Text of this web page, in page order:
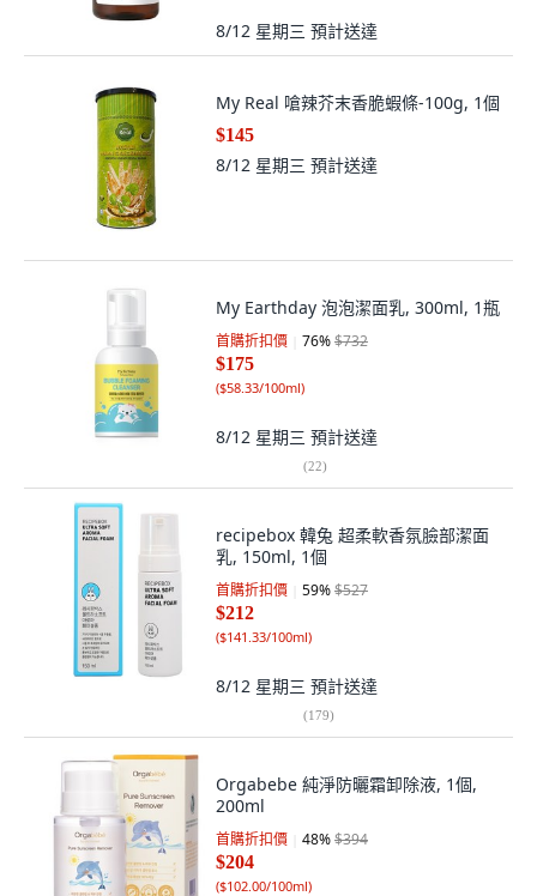
8/12 星期三 預計送達
My Real 嗆辣芥末香脆蝦條-100g, 1個
$145
8/12 星期三 預計送達
My Earthday 泡泡潔面乳, 300ml, 1瓶
首購折扣價 76%$732
$175
($58.33/100ml)
8/12 星期三 預計送達
(22)
recipebox 韓兔 超柔軟香氛臉部潔面
乳, 150ml, 1個
首購折扣價 59%$527
$212
($141.33/100ml)
8/12 星期三 預計送達
(179)
Orgabebe 純淨防曬霜卸除液, 1個,
200ml
首購折扣價 48%$394
$204
($102.00/100ml)